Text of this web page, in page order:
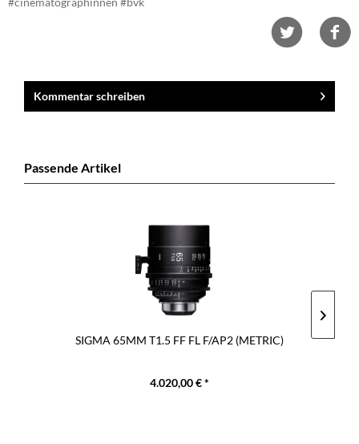
Kommentar schreiben
Passende Artikel
SIGMA 65MM T1.5 FF FL F/AP2 (METRIC)
4.020,00 € *